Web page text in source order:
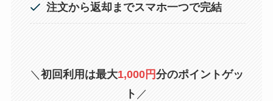
注文から返却までスマホ一つで完結
＼ 初回利用は最大1,000円分のポイントゲッ
ト ／